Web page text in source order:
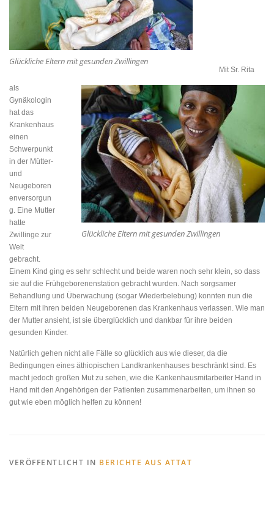
Glückliche Eltern mit gesunden Zwillingen
Glückliche Eltern mit gesunden Zwillingen
Mit Sr. Rita
als
Gynäkologin
hat das
Krankenhaus
einen
Schwerpunkt
in der Mütter-
und
Neugeboren
enversorgun
g. Eine Mutter
hatte
Zwillinge zur
Welt
gebracht.
Einem Kind ging es sehr schlecht und beide waren noch sehr klein, so dass
sie auf die Frühgeborenenstation gebracht wurden. Nach sorgsamer
Behandlung und Überwachung (sogar Wiederbelebung) konnten nun die
Eltern mit ihren beiden Neugeborenen das Krankenhaus verlassen. Wie man
der Mutter ansieht, ist sie überglücklich und dankbar für ihre beiden
gesunden Kinder.
Natürlich gehen nicht alle Fälle so glücklich aus wie dieser, da die
Bedingungen eines äthiopischen Landkrankenhauses beschränkt sind. Es
macht jedoch großen Mut zu sehen, wie die Kankenhausmitarbeiter Hand in
Hand mit den Angehörigen der Patienten zusammenarbeiten, um ihnen so
gut wie eben möglich helfen zu können!
VERÖFFENTLICHT IN BERICHTE AUS ATTAT